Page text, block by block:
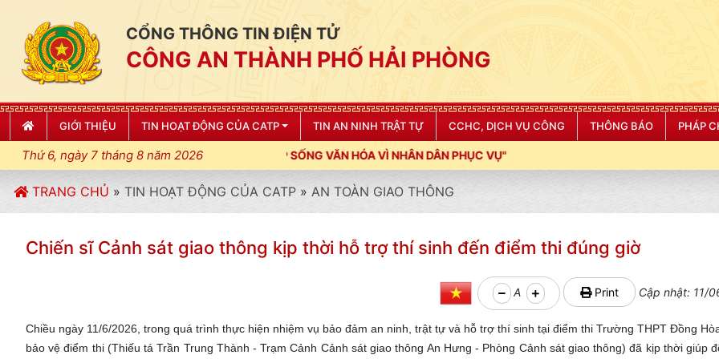
CỔNG THÔNG TIN ĐIỆN TỬ
CÔNG AN THÀNH PHỐ HẢI PHÒNG
GIỚI THIỆU TIN HOẠT ĐỘNG CỦA CATP TIN AN NINH TRẬT TỰ CCHC, DỊCH VỤ CÔNG THÔNG BÁO PHÁP
Thứ 6, ngày 7 tháng 8 năm 2026
ĐIỀU LỆNH; XÂY DỰNG NẾP SỐNG VĂN HÓA VÌ NHÂN DÂN PHỤC VỤ"
TRANG CHỦ » TIN HOẠT ĐỘNG CỦA CATP » AN TOÀN GIAO THÔNG
Chiến sĩ Cảnh sát giao thông kịp thời hỗ trợ thí sinh đến điểm thi đúng giờ
A Print Cập nhật: 11/
Chiều ngày 11/6/2026, trong quá trình thực hiện nhiệm vụ bảo đảm an ninh, trật tự và hỗ trợ thí sinh tại điểm thi Trường THPT Đồng
bảo vệ điểm thi (Thiếu tá Trần Trung Thành - Trạm Cảnh Cảnh sát giao thông An Hưng - Phòng Cảnh sát giao thông) đã kịp thời giúp